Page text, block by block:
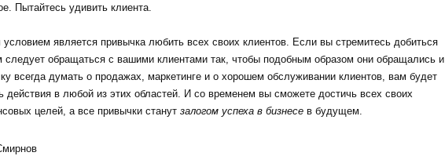
Пытайтесь удивить клиента.
является привычка любить всех своих клиентов. Если вы стремитесь добиться
следует обращаться с вашими клиентами так, чтобы подобным образом они обращались и
всегда думать о продажах, маркетинге и о хорошем обслуживании клиентов, вам будет
в любой из этих областей. И со временем вы сможете достичь всех своих
целей, а все привычки станут залогом успеха в бизнесе в будущем.